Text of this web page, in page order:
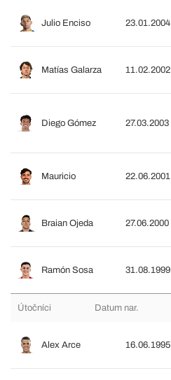
Julio Enciso 23.01.2004
Matías Galarza 11.02.2002
Diego Gómez 27.03.2003
Mauricio 22.06.2001
Braian Ojeda 27.06.2000
Ramón Sosa 31.08.1999
Útočníci Datum nar.
Alex Arce 16.06.1995